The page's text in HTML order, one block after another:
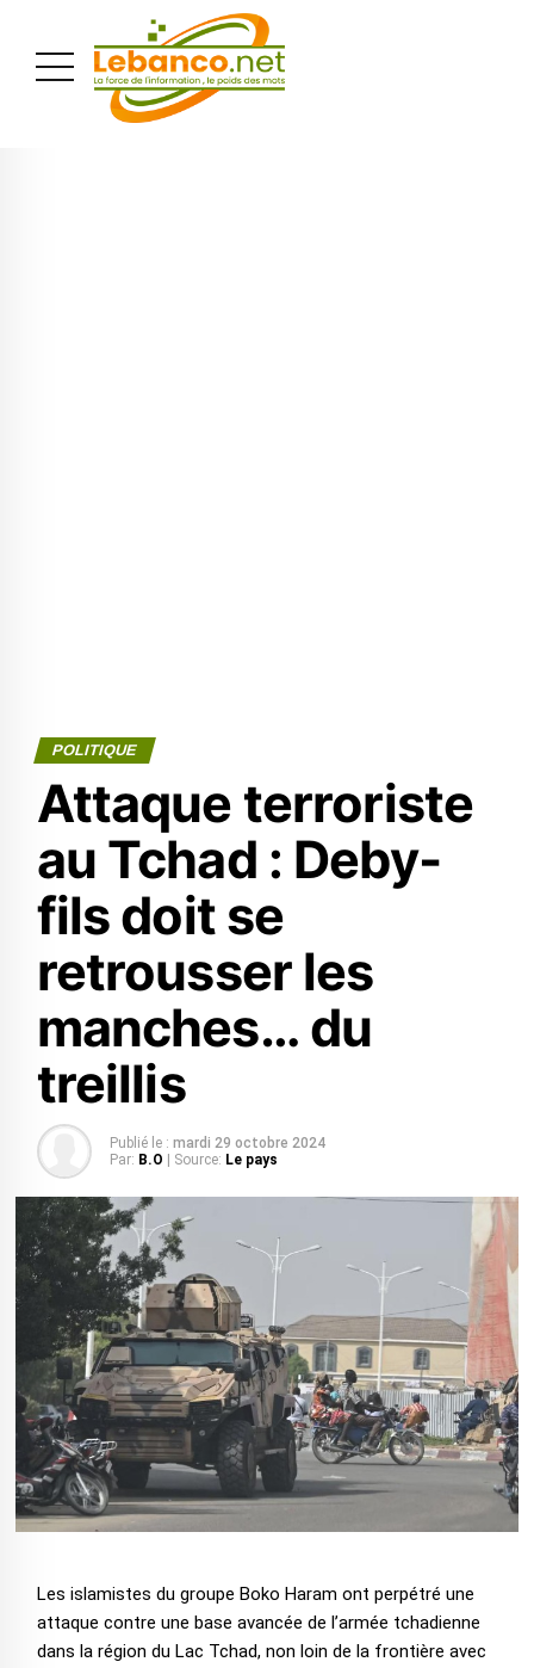
POLITIQUE
Attaque terroriste
au Tchad : Deby-
fils doit se
retrousser les
manches… du
treillis
Publié le : mardi 29 octobre 2024
Par: B.O | Source: Le pays
Les islamistes du groupe Boko Haram ont perpétré une
attaque contre une base avancée de l’armée tchadienne
dans la région du Lac Tchad, non loin de la frontière avec